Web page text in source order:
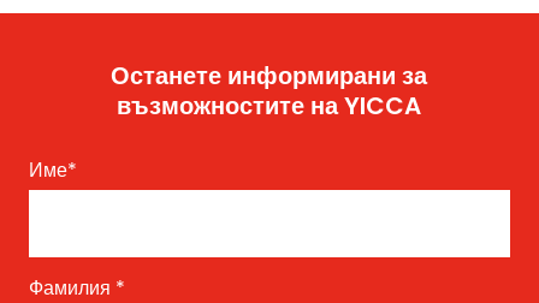
Останете информирани за
възможностите на YICCA
Име*
Фамилия *